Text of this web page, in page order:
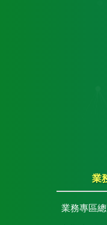
業
業務專區